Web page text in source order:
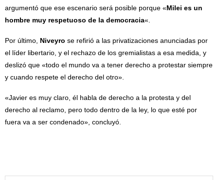
argumentó que ese escenario será posible porque «Milei es un
hombre muy respetuoso de la democracia«.
Por último, Niveyro se refirió a las privatizaciones anunciadas por
el líder libertario, y el rechazo de los gremialistas a esa medida, y
deslizó que «todo el mundo va a tener derecho a protestar siempre
y cuando respete el derecho del otro».
«Javier es muy claro, él habla de derecho a la protesta y del
derecho al reclamo, pero todo dentro de la ley, lo que esté por
fuera va a ser condenado», concluyó.